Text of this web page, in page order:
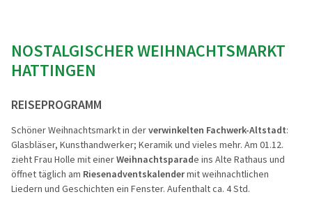
NOSTALGISCHER WEIHNACHTSMARKT
HATTINGEN
REISEPROGRAMM
Schöner Weihnachtsmarkt in derverwinkelten Fachwerk-Altstadt:
Glasbläser, Kunsthandwerker; Keramik und vieles mehr. Am 01.12.
zieht Frau Holle mit einerWeihnachtsparade ins Alte Rathaus und
öffnet täglich am Riesenadventskalendermit weihnachtlichen
Liedern und Geschichten ein Fenster. Aufenthalt ca. 4 Std.